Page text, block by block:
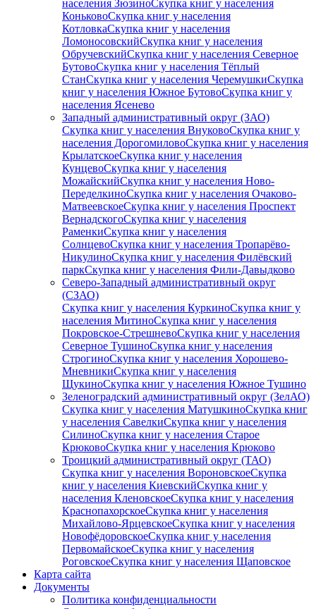
населения ЗюзиноСкупка книг у населения
КоньковоСкупка книг у населения
КотловкаСкупка книг у населения
ЛомоносовскийСкупка книг у населения
ОбручевскийСкупка книг у населения Северное
БутовоСкупка книг у населения Тёплый
СтанСкупка книг у населения ЧеремушкиСкупка
книг у населения Южное БутовоСкупка книг у
населения Ясенево
Западный административный округ (ЗАО)
Скупка книг у населения ВнуковоСкупка книг у
населения ДорогомиловоСкупка книг у населения
КрылатскоеСкупка книг у населения
КунцевоСкупка книг у населения
МожайскийСкупка книг у населения Ново-
ПеределкиноСкупка книг у населения Очаково-
МатвеевскоеСкупка книг у населения Проспект
ВернадскогоСкупка книг у населения
РаменкиСкупка книг у населения
СолнцевоСкупка книг у населения Тропарёво-
НикулиноСкупка книг у населения Филёвский
паркСкупка книг у населения Фили-Давыдково
Северо-Западный административный округ
(СЗАО)
Скупка книг у населения КуркиноСкупка книг у
населения МитиноСкупка книг у населения
Покровское-СтрешневоСкупка книг у населения
Северное ТушиноСкупка книг у населения
СтрогиноСкупка книг у населения Хорошево-
МневникиСкупка книг у населения
ЩукиноСкупка книг у населения Южное Тушино
Зеленоградский административный округ (ЗелАО)
Скупка книг у населения МатушкиноСкупка книг
у населения СавелкиСкупка книг у населения
СилиноСкупка книг у населения Старое
КрюковоСкупка книг у населения Крюково
Троицкий административный округ (ТАО)
Скупка книг у населения ВороновскоеСкупка
книг у населения КиевскийСкупка книг у
населения КленовскоеСкупка книг у населения
КраснопахорскоеСкупка книг у населения
Михайлово-ЯрцевскоеСкупка книг у населения
НовофёдоровскоеСкупка книг у населения
ПервомайскоеСкупка книг у населения
РоговскоеСкупка книг у населения Щаповское
Карта сайта
Документы
Политика конфиденциальности